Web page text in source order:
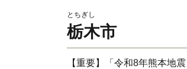
とちぎし
栃木市
【重要】「令和8年熊本地